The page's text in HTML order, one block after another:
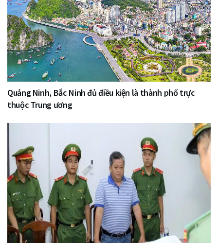
Quảng Ninh, Bắc Ninh đủ điều kiện là thành phố trực
thuộc Trung ương